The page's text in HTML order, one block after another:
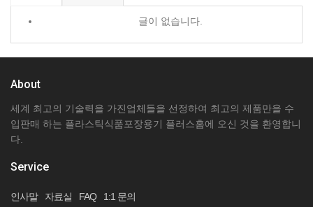
글이 없습니다.
About
세계 최고의 기술력을 가진업체들을 선정하여 최고의 제품만을 수
입판매 하는 플라스틱식품포장용기 플러스홈에 오신 것을 환영합니
다.
Service
인사말 자료실 FAQ 1:1 문의